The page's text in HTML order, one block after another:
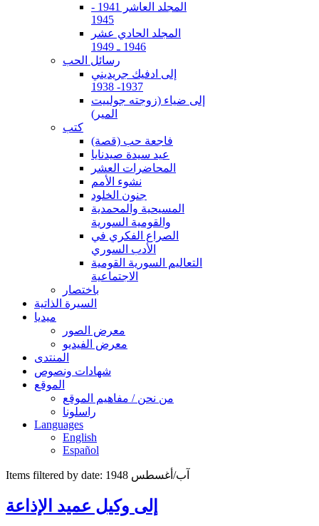
المجلد العاشر 1941 -
1945
المجلد الحادي عشر
1946 ـ 1949
رسائل الحب
إلى ادفيك جريديني
1937- 1938
إلى ضياء (زوجته جولييت
المير)
كتب
فاجعة حب (قصة)
عيد سيدة صيدنايا
المحاضرات العشر
نشوء الأمم
جنون الخلود
المسيحية والمحمدية
والقومية السورية
الصراع الفكري في
الأدب السوري
التعاليم السورية القومية
الاجتماعية
باختصار
السيرة الذاتية
ميديا
معرض الصور
معرض الفيديو
المنتدى
شهادات ونصوص
الموقع
من نحن / مفاهيم الموقع
راسلونا
Languages
English
Español
Items filtered by date: آب/أغسطس 1948
إلى وكيل عميد الإذاعة